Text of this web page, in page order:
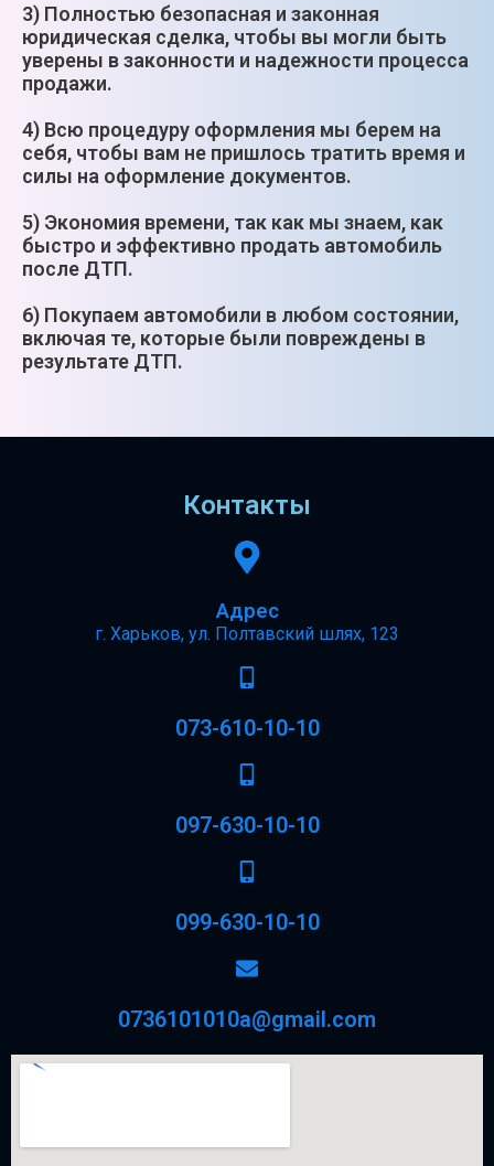
3) Полностью безопасная и законная
юридическая сделка, чтобы вы могли быть
уверены в законности и надежности процесса
продажи.
4) Всю процедуру оформления мы берем на
себя, чтобы вам не пришлось тратить время и
силы на оформление документов.
5) Экономия времени, так как мы знаем, как
быстро и эффективно продать автомобиль
после ДТП.
6) Покупаем автомобили в любом состоянии,
включая те, которые были повреждены в
результате ДТП.
Контакты
Адрес
г. Харьков, ул. Полтавский шлях, 123
073-610-10-10
097-630-10-10
099-630-10-10
0736101010a@gmail.com